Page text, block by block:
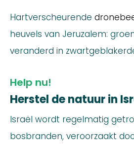
Hartverscheurende
heuvels van Jeruzalem:
veranderd in
Help nu!
Herstel de natuur in
Israël wordt regelmatig
bosbranden, veroorzaakt